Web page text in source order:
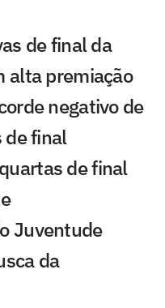
de final da
alta premiação
negativo de
de final
de final
Juventude
da